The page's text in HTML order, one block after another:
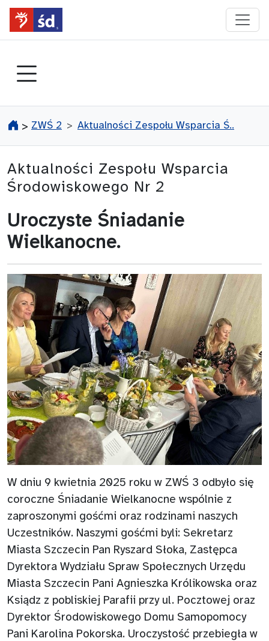
przejdź do głównego menu
> ZWŚ 2 Aktualności Zespołu Wsparcia Ś..
Aktualności Zespołu Wsparcia
Środowiskowego Nr 2
Uroczyste Śniadanie
Wielkanocne.
W dniu 9 kwietnia 2025 roku w ZWŚ 3 odbyło się
coroczne Śniadanie Wielkanocne wspólnie z
zaproszonymi gośćmi oraz rodzinami naszych
Uczestników. Naszymi gośćmi byli: Sekretarz
Miasta Szczecin Pan Ryszard Słoka, Zastępca
Dyrektora Wydziału Spraw Społecznych Urzędu
Miasta Szczecin Pani Agnieszka Królikowska oraz
Ksiądz z pobliskiej Parafii przy ul. Pocztowej oraz
Dyrektor Środowiskowego Domu Samopomocy
Pani Karolina Pokorska. Uroczystość przebiegła w